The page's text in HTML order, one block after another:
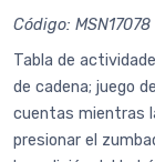
Código: MSN17078
Tabla de
de cadena; juego
cuentas mientras
presionar el